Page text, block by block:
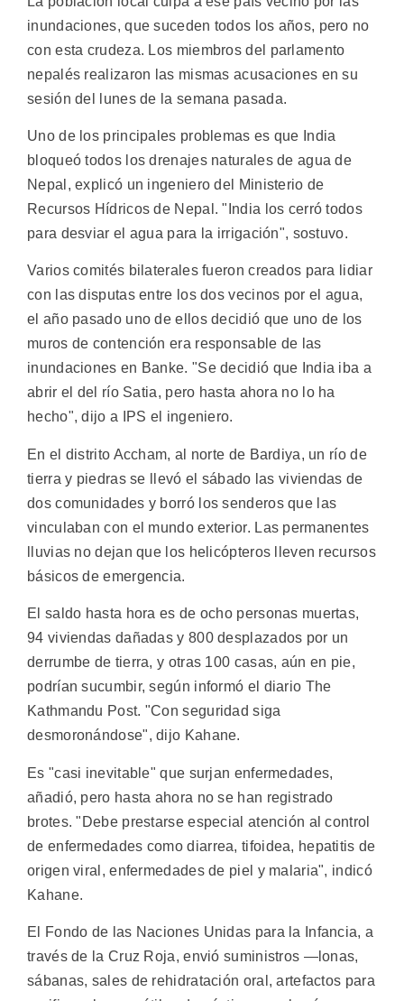
inundaciones, que suceden todos los años, pero no
con esta crudeza. Los miembros del parlamento
nepalés realizaron las mismas acusaciones en su
sesión del lunes de la semana pasada.
Uno de los principales problemas es que India
bloqueó todos los drenajes naturales de agua de
Nepal, explicó un ingeniero del Ministerio de
Recursos Hídricos de Nepal. "India los cerró todos
para desviar el agua para la irrigación", sostuvo.
Varios comités bilaterales fueron creados para lidiar
con las disputas entre los dos vecinos por el agua,
el año pasado uno de ellos decidió que uno de los
muros de contención era responsable de las
inundaciones en Banke. "Se decidió que India iba a
abrir el del río Satia, pero hasta ahora no lo ha
hecho", dijo a IPS el ingeniero.
En el distrito Accham, al norte de Bardiya, un río de
tierra y piedras se llevó el sábado las viviendas de
dos comunidades y borró los senderos que las
vinculaban con el mundo exterior. Las permanentes
lluvias no dejan que los helicópteros lleven recursos
básicos de emergencia.
El saldo hasta hora es de ocho personas muertas,
94 viviendas dañadas y 800 desplazados por un
derrumbe de tierra, y otras 100 casas, aún en pie,
podrían sucumbir, según informó el diario The
Kathmandu Post. "Con seguridad siga
desmoronándose", dijo Kahane.
Es "casi inevitable" que surjan enfermedades,
añadió, pero hasta ahora no se han registrado
brotes. "Debe prestarse especial atención al control
de enfermedades como diarrea, tifoidea, hepatitis de
origen viral, enfermedades de piel y malaria", indicó
Kahane.
El Fondo de las Naciones Unidas para la Infancia, a
través de la Cruz Roja, envió suministros —lonas,
sábanas, sales de rehidratación oral, artefactos para